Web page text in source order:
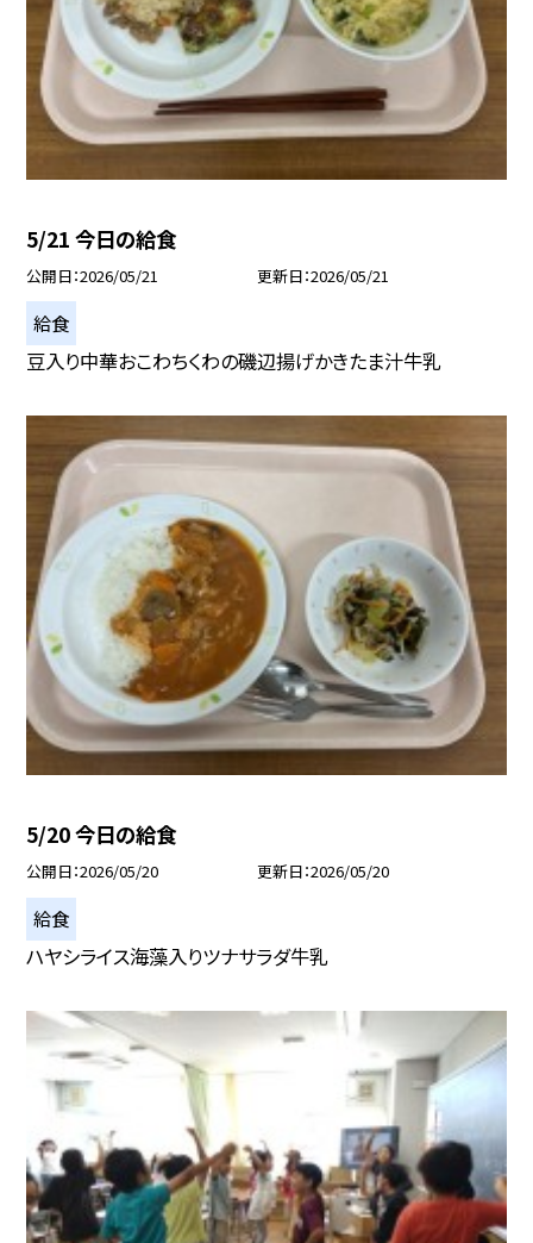
5/21 今日の給食
公開日 2026/05/21 更新日 2026/05/21
給食
豆入り中華おこわちくわの磯辺揚げかきたま汁牛乳
5/20 今日の給食
公開日 2026/05/20 更新日 2026/05/20
給食
ハヤシライス海藻入りツナサラダ牛乳